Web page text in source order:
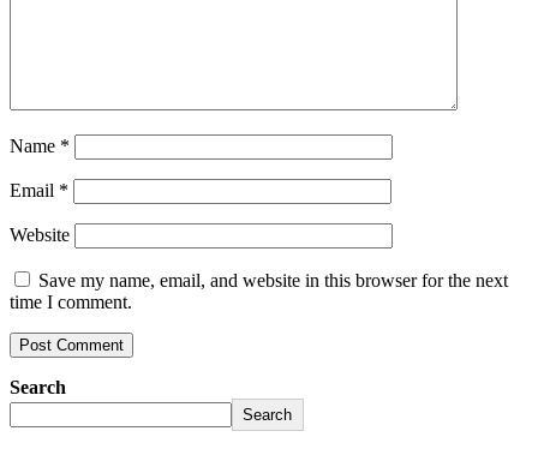
Name *
Email *
Website
Save my name, email, and website in this browser for the next
time I comment.
Search
Search